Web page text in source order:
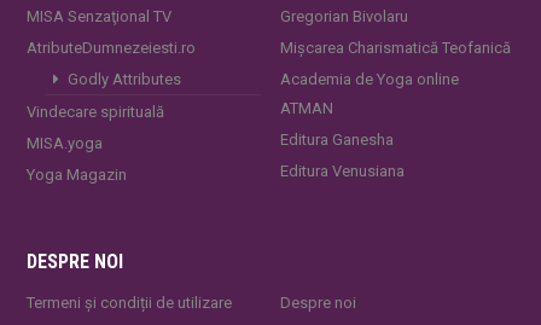
MISA Senzaţional TV
AtributeDumnezeiesti.ro
Godly Attributes
Vindecare spirituală
MISA.yoga
Yoga Magazin
Gregorian Bivolaru
Mișcarea Charismatică Teofanică
Academia de Yoga online
ATMAN
Editura Ganesha
Editura Venusiana
DESPRE NOI
Termeni și condiții de utilizare
Despre noi